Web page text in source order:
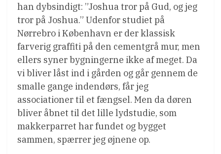
han dybsindigt: ”Joshua tror på Gud, og jeg
tror på Joshua.” Udenfor studiet på
Nørrebro i København er der klassisk
farverig graffiti på den cementgrå mur, men
ellers syner bygningerne ikke af meget. Da
vi bliver låst ind i gården og går gennem de
smalle gange indendørs, får jeg
associationer til et fængsel. Men da døren
bliver åbnet til det lille lydstudie, som
makkerparret har fundet og bygget
sammen, spærrer jeg øjnene op.